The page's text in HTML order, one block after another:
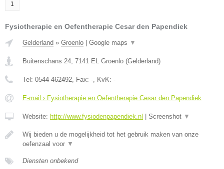
1
Fysiotherapie en Oefentherapie Cesar den Papendiek
Gelderland » Groenlo Google maps ▼
Buitenschans 24, 7141 EL Groenlo (Gelderland)
Tel: 0544-462492, Fax: -, KvK: -
E-mail › Fysiotherapie en Oefentherapie Cesar den Papendiek
Website: http://www.fysiodenpapendiek.nl Screenshot ▼
Wij bieden u de mogelijkheid tot het gebruik maken van onze
oefenzaal voor ▼
Diensten onbekend